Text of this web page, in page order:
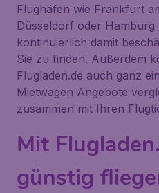
Flughäfen wie Frankfurt
Düsseldorf oder Hamburg
kontinuierlich damit
Sie zu finden. Außerdem
Flugladen.de auch ganz
Mietwagen Angebote
zusammen mit Ihren
Mit
günstig